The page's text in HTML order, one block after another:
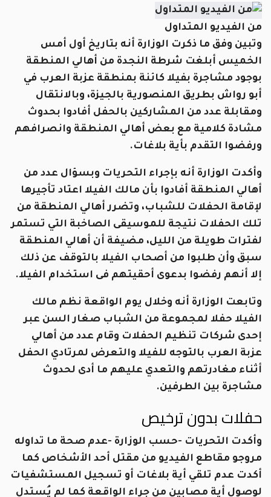
من الفيديو المتداول
وتبين وفق ما ذكرت الوزارة أنه بتاريخ أول أمس
الخميس أبلغت شرطة النجدة من أهالي المنطقة
بوجود مشاجرة بفيلا كائنة بمنطقة عزبة العرب في
أبو رواش بطريق المنصورية بالجيزة، وبالانتقال
ومقابلة عدد من المشاركين بالحفل أفادوا بحدوث
مشادة كلامية مع بعض أهالي المنطقة وانصرافهم
ورفضوا التقدم بأية بلاغات.
وأكدت الوزارة أنه بإجراء التحريات وبسؤال عدد من
أهالي المنطقة أفادوا بأن مالك الفيلا اعتاد تأجيرها
لإقامة الحفلات للشباب، وتضرر أهالي المنطقة من
تلك الحفلات نتيجة للموسيقى الصاخبة التي تستمر
لفترات طويلة من الليل، مضيفة أن أهالي المنطقة
سبق وأن طلبوا من أصحاب الفيلا بالتوقف عن ذلك
إلا أنهم رفضوا بدعوى أحقيتهم فى استخدام الفيلا.
وتابعت الوزارة أنه وخلال يوم الواقعة نظم مالك
الفيلا حفلا لمجموعة من الشباب صغار السن عبر
إحدى شركات تنظيم الحفلات وقام عدد من أهالي
عزبة العرب بالتوجه للفيلا والتعرض لمرتادي الحفل
أثناء مغادرتهم والتعدي عليهم ما أدى لحدوث
مشاجرة بين الطرفين.
حفلات بدون ترخيص
وأكدت التحريات -حسب الوزارة -عدم صحة ما تداوله
مروجو مقاطع الفيديو من مقتل أحد الأشخاص كما
أكدت عدم تلقي أية بلاغات أو تسجيل المستشفيات
لوصول أية مصابين من جراء الواقعة كما لم يُستدل